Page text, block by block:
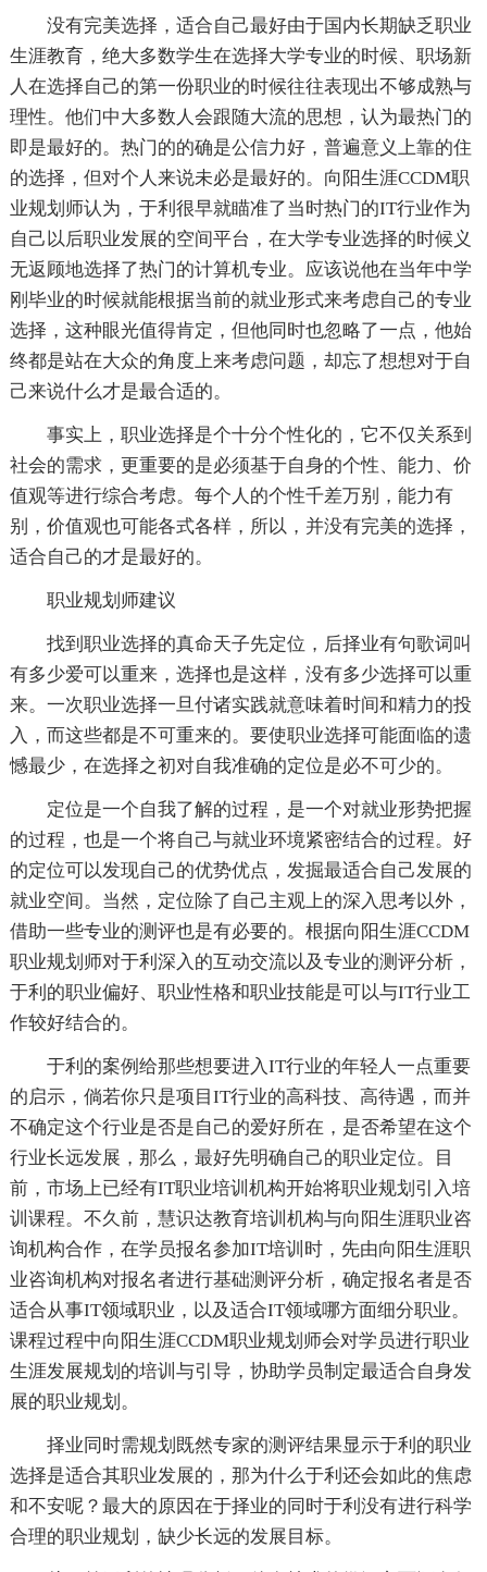
没有完美选择，适合自己最好由于国内长期缺乏职业
生涯教育，绝大多数学生在选择大学专业的时候、职场新
人在选择自己的第一份职业的时候往往表现出不够成熟与
理性。他们中大多数人会跟随大流的思想，认为最热门的
即是最好的。热门的的确是公信力好，普遍意义上靠的住
的选择，但对个人来说未必是最好的。向阳生涯CCDM职
业规划师认为，于利很早就瞄准了当时热门的IT行业作为
自己以后职业发展的空间平台，在大学专业选择的时候义
无返顾地选择了热门的计算机专业。应该说他在当年中学
刚毕业的时候就能根据当前的就业形式来考虑自己的专业
选择，这种眼光值得肯定，但他同时也忽略了一点，他始
终都是站在大众的角度上来考虑问题，却忘了想想对于自
己来说什么才是最合适的。
事实上，职业选择是个十分个性化的，它不仅关系到
社会的需求，更重要的是必须基于自身的个性、能力、价
值观等进行综合考虑。每个人的个性千差万别，能力有
别，价值观也可能各式各样，所以，并没有完美的选择，
适合自己的才是最好的。
职业规划师建议
找到职业选择的真命天子先定位，后择业有句歌词叫
有多少爱可以重来，选择也是这样，没有多少选择可以重
来。一次职业选择一旦付诸实践就意味着时间和精力的投
入，而这些都是不可重来的。要使职业选择可能面临的遗
憾最少，在选择之初对自我准确的定位是必不可少的。
定位是一个自我了解的过程，是一个对就业形势把握
的过程，也是一个将自己与就业环境紧密结合的过程。好
的定位可以发现自己的优势优点，发掘最适合自己发展的
就业空间。当然，定位除了自己主观上的深入思考以外，
借助一些专业的测评也是有必要的。根据向阳生涯CCDM
职业规划师对于利深入的互动交流以及专业的测评分析，
于利的职业偏好、职业性格和职业技能是可以与IT行业工
作较好结合的。
于利的案例给那些想要进入IT行业的年轻人一点重要
的启示，倘若你只是项目IT行业的高科技、高待遇，而并
不确定这个行业是否是自己的爱好所在，是否希望在这个
行业长远发展，那么，最好先明确自己的职业定位。目
前，市场上已经有IT职业培训机构开始将职业规划引入培
训课程。不久前，慧识达教育培训机构与向阳生涯职业咨
询机构合作，在学员报名参加IT培训时，先由向阳生涯职
业咨询机构对报名者进行基础测评分析，确定报名者是否
适合从事IT领域职业，以及适合IT领域哪方面细分职业。
课程过程中向阳生涯CCDM职业规划师会对学员进行职业
生涯发展规划的培训与引导，协助学员制定最适合自身发
展的职业规划。
择业同时需规划既然专家的测评结果显示于利的职业
选择是适合其职业发展的，那为什么于利还会如此的焦虑
和不安呢？最大的原因在于择业的同时于利没有进行科学
合理的职业规划，缺少长远的发展目标。